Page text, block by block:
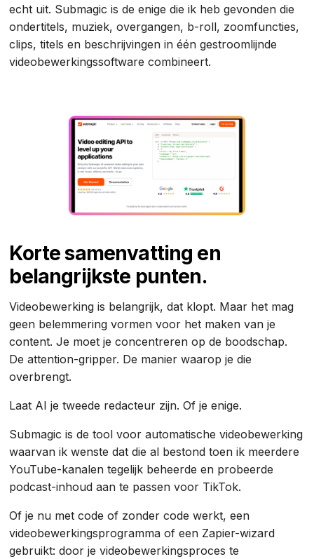
echt uit. Submagic is de enige die ik heb gevonden die
ondertitels, muziek, overgangen, b-roll, zoomfuncties,
clips, titels en beschrijvingen in één gestroomlijnde
videobewerkingssoftware combineert.
Korte samenvatting en
belangrijkste punten.
Videobewerking is belangrijk, dat klopt. Maar het mag
geen belemmering vormen voor het maken van je
content. Je moet je concentreren op de boodschap.
De attention-gripper. De manier waarop je die
overbrengt.
Laat AI je tweede redacteur zijn. Of je enige.
Submagic is de tool voor automatische videobewerking
waarvan ik wenste dat die al bestond toen ik meerdere
YouTube-kanalen tegelijk beheerde en probeerde
podcast-inhoud aan te passen voor TikTok.
Of je nu met code of zonder code werkt, een
videobewerkingsprogramma of een Zapier-wizard
gebruikt: door je videobewerkingsproces te